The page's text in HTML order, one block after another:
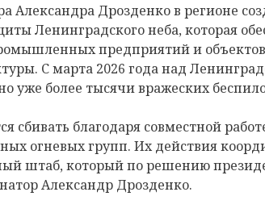
Александра Дрозденко в регионе
Ленинградского неба, которая
предприятий и объектов
С марта 2026 года над
уже более тысячи вражеских
сбивать благодаря совместной
огневых групп. Их действия
штаб, который по решению
Александр Дрозденко.